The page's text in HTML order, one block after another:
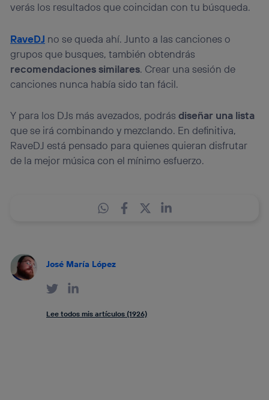
verás los resultados que coincidan con tu búsqueda.
RaveDJ no se queda ahí. Junto a las canciones o
grupos que busques, también obtendrás
recomendaciones similares. Crear una sesión de
canciones nunca había sido tan fácil.
Y para los DJs más avezados, podrásdiseñar una lista
que se irá combinando y mezclando. En definitiva,
RaveDJ está pensado para quienes quieran disfrutar
de la mejor música con el mínimo esfuerzo.
José María López
Lee todos mis artículos (1926)